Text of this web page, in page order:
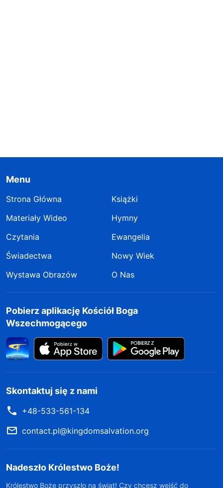
Menu
Strona Główna
Książki
Materiały Wideo
Hymny
Czytania
Ewangelia
Świadectwa
Nowy Wiek
Wystawa Obrazów
O Nas
Pobierz aplikację Kościół Boga
Wszechmogącego
Skontaktuj się z nami
+48-533-561-134
contact.pl@kingdomsalvation.org
Nadeszło Królestwo Boże!
Królestwo Boże przyszło na świat! Czy chcesz wejść do